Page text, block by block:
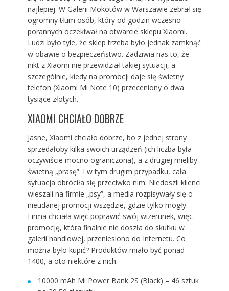
najlepiej. W Galerii Mokotów w Warszawie zebrał się
ogromny tłum osób, który od godzin wczesno
porannych oczekiwał na otwarcie sklepu Xiaomi.
Ludzi było tyle, że sklep trzeba było jednak zamknąć
w obawie o bezpieczeństwo. Zadziwia nas to, że
nikt z Xiaomi nie przewidział takiej sytuacji, a
szczególnie, kiedy na promocji daje się świetny
telefon (Xiaomi Mi Note 10) przeceniony o dwa
tysiące złotych.
XIAOMI CHCIAŁO DOBRZE
Jasne, Xiaomi chciało dobrze, bo z jednej strony
sprzedałoby kilka swoich urządzeń (ich liczba była
oczywiście mocno ograniczona), a z drugiej mieliby
świetną „prasę”. I w tym drugim przypadku, cała
sytuacja obróciła się przeciwko nim. Niedoszli klienci
wieszali na firmie „psy”, a media rozpisywały się o
nieudanej promocji wszędzie, gdzie tylko mogły.
Firma chciała więc poprawić swój wizerunek, więc
promocję, która finalnie nie doszła do skutku w
galerii handlowej, przeniesiono do Internetu. Co
można było kupić? Produktów miało być ponad
1400, a oto niektóre z nich:
10000 mAh Mi Power Bank 2S (Black) – 46 sztuk